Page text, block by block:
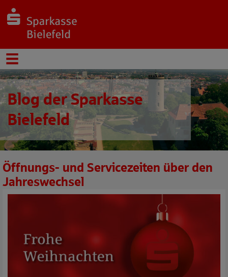
Blog der Sparkasse
Bielefeld
Öffnungs- und Servicezeiten über den
Jahreswechsel